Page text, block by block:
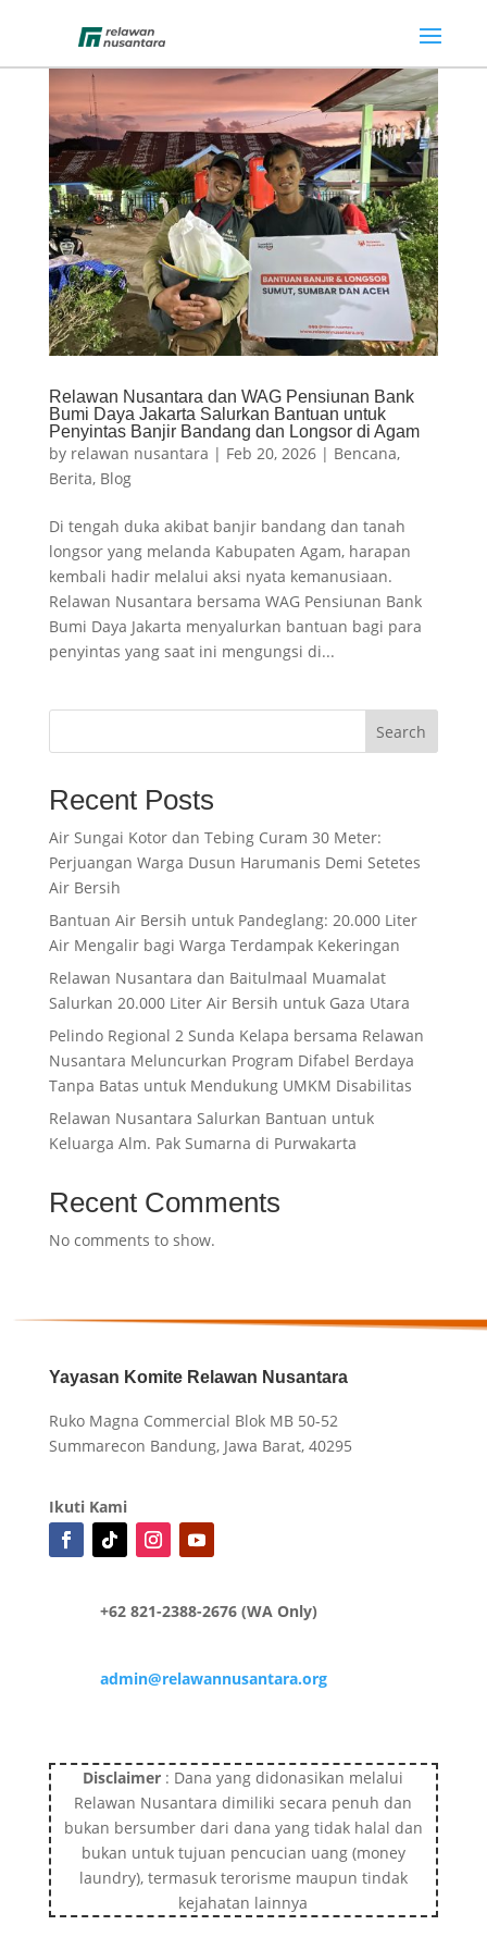
Relawan Nusantara dan WAG Pensiunan Bank
Bumi Daya Jakarta Salurkan Bantuan untuk
Penyintas Banjir Bandang dan Longsor di Agam
by relawan nusantara | Feb 20, 2026| Bencana,
Berita, Blog
Di tengah duka akibat banjir bandang dan tanah
longsor yang melanda Kabupaten Agam, harapan
kembali hadir melalui aksi nyata kemanusiaan.
Relawan Nusantara bersama WAG Pensiunan Bank
Bumi Daya Jakarta menyalurkan bantuan bagi para
penyintas yang saat ini mengungsi di...
Search
Recent Posts
Air Sungai Kotor dan Tebing Curam 30 Meter:
Perjuangan Warga Dusun Harumanis Demi Setetes
Air Bersih
Bantuan Air Bersih untuk Pandeglang: 20.000 Liter
Air Mengalir bagi Warga Terdampak Kekeringan
Relawan Nusantara dan Baitulmaal Muamalat
Salurkan 20.000 Liter Air Bersih untuk Gaza Utara
Pelindo Regional 2 Sunda Kelapa bersama Relawan
Nusantara Meluncurkan Program Difabel Berdaya
Tanpa Batas untuk Mendukung UMKM Disabilitas
Relawan Nusantara Salurkan Bantuan untuk
Keluarga Alm. Pak Sumarna di Purwakarta
Recent Comments
No comments to show.
Yayasan Komite Relawan Nusantara
Ruko Magna Commercial Blok MB 50-52
Summarecon Bandung, Jawa Barat, 40295
Ikuti Kami
+62 821-2388-2676 (WA Only)
admin@relawannusantara.org
Disclaimer : Dana yang didonasikan melalui
Relawan Nusantara dimiliki secara penuh dan
bukan bersumber dari dana yang tidak halal dan
bukan untuk tujuan pencucian uang (money
laundry), termasuk terorisme maupun tindak
kejahatan lainnya